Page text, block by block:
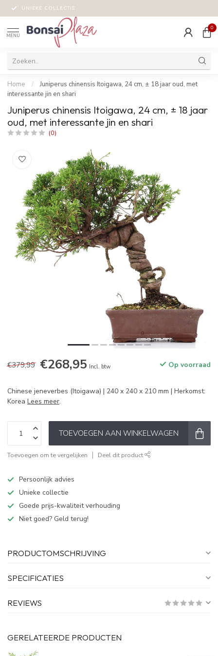
UNIEKE COLLECTIE
MENU
0
Home /
Juniperus chinensis Itoigawa, 24 cm, ± 18 jaar oud, met
interessante jin en shari
Juniperus chinensis Itoigawa, 24 cm, ± 18 jaar
oud, met interessante jin en shari
(0)
€379,99 €268,95 Incl. btw Op voorraad
Chinese jeneverbes (Itoigawa) | 240 x 240 x 210 mm | Herkomst:
Korea Lees meer.
TOEVOEGEN AAN WINKELWAGEN
Toevoegen om te vergelijken Deel dit product
Persoonlijk advies
Unieke collectie
Goede prijs-kwaliteit verhouding
Niet goed? Geld terug!
PRODUCTOMSCHRIJVING
SPECIFICATIES
REVIEWS
GERELATEERDE PRODUCTEN